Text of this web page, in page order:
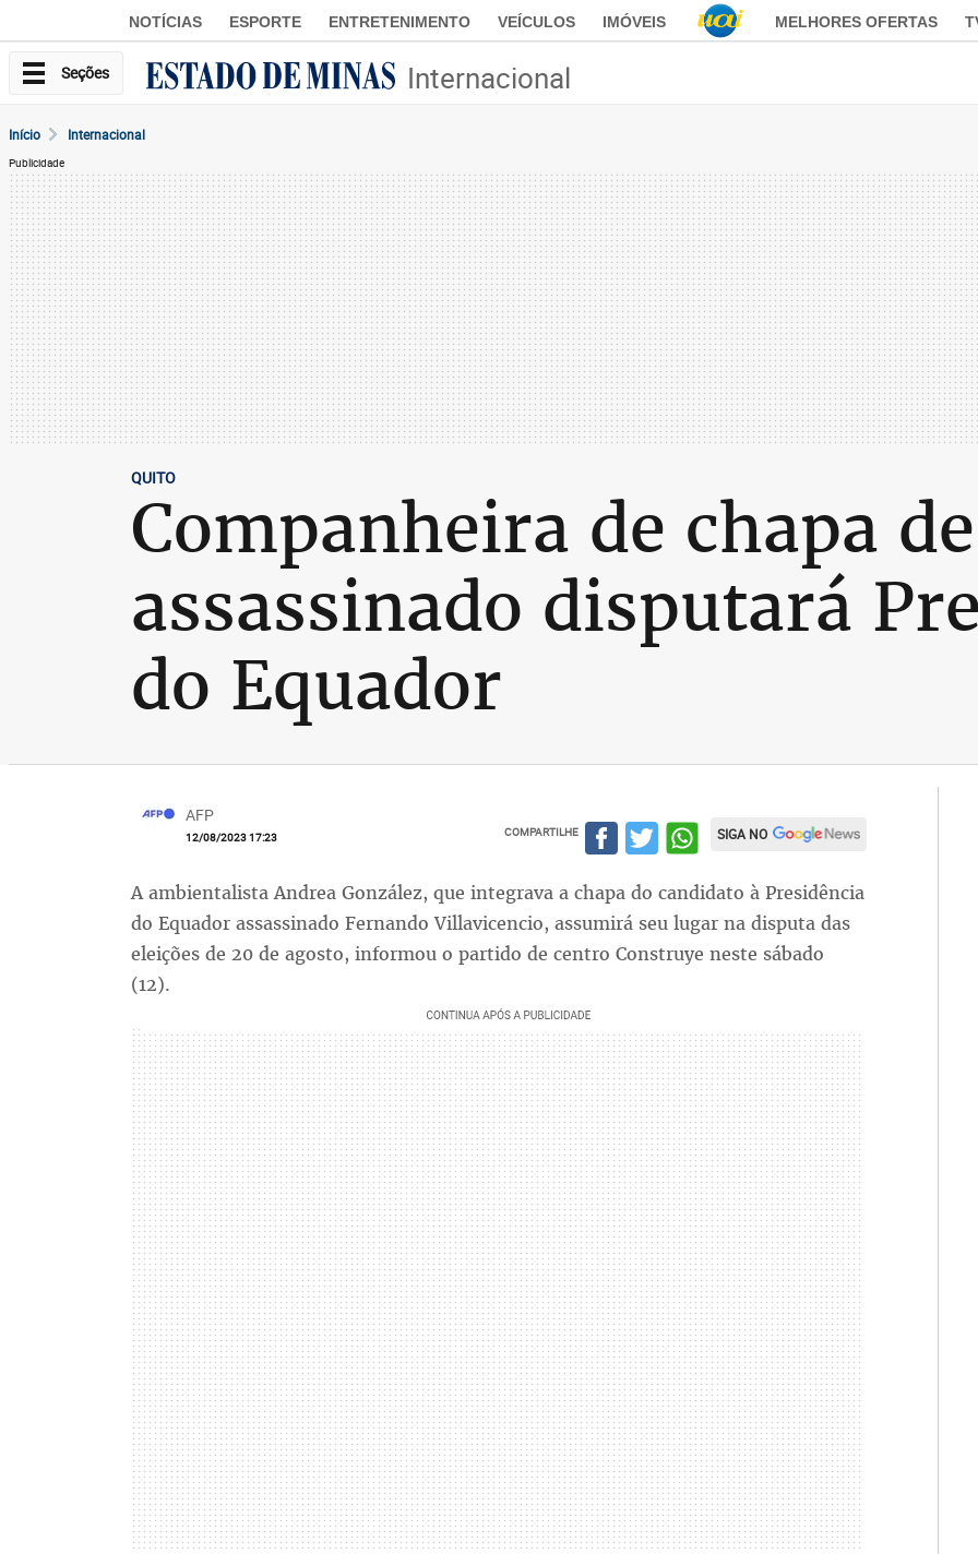
NOTÍCIAS ESPORTE ENTRETENIMENTO VEÍCULOS IMÓVEIS MELHORES OFERTAS
Seções Internacional
Início Internacional
Publicidade
QUITO
Companheira de chapa
assassinado disputará
do Equador
AFP
12/08/2023 17:23 COMPARTILHE SIGA NO
A ambientalista Andrea González, que integrava a chapa do candidato à Presidência
do Equador assassinado Fernando Villavicencio, assumirá seu lugar na disputa das
eleições de 20 de agosto, informou o partido de centro Construye neste sábado
(12).